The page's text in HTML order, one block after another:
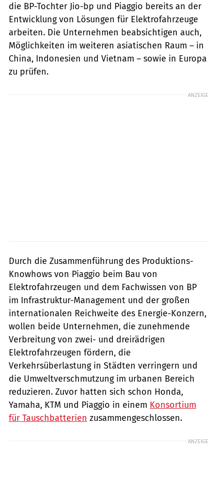
die BP-Tochter Jio-bp und Piaggio bereits an der
Entwicklung von Lösungen für Elektrofahrzeuge
arbeiten. Die Unternehmen beabsichtigen auch,
Möglichkeiten im weiteren asiatischen Raum – in
China, Indonesien und Vietnam – sowie in Europa
zu prüfen.
ANZEIGE
Durch die Zusammenführung des Produktions-
Knowhows von Piaggio beim Bau von
Elektrofahrzeugen und dem Fachwissen von BP
im Infrastruktur-Management und der großen
internationalen Reichweite des Energie-Konzern,
wollen beide Unternehmen, die zunehmende
Verbreitung von zwei- und dreirädrigen
Elektrofahrzeugen fördern, die
Verkehrsüberlastung in Städten verringern und
die Umweltverschmutzung im urbanen Bereich
reduzieren. Zuvor hatten sich schon Honda,
Yamaha, KTM und Piaggio in einem Konsortium
für Tauschbatterien zusammengeschlossen.
ANZEIGE